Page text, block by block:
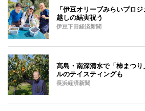
「伊豆オリーブみらいプロ
越しの結実祝う
伊豆下田経済新聞
高島・南深清水で「柿まつ
ルのテイスティングも
長浜経済新聞